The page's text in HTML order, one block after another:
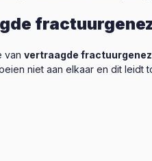
van vertraagde
niet aan elkaar en dit leidt